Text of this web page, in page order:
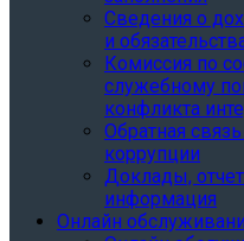
Сведения о
и
Комиссия по
служебному
конфликта
Обратная
коррупции
Доклады,
информация
Онлайн